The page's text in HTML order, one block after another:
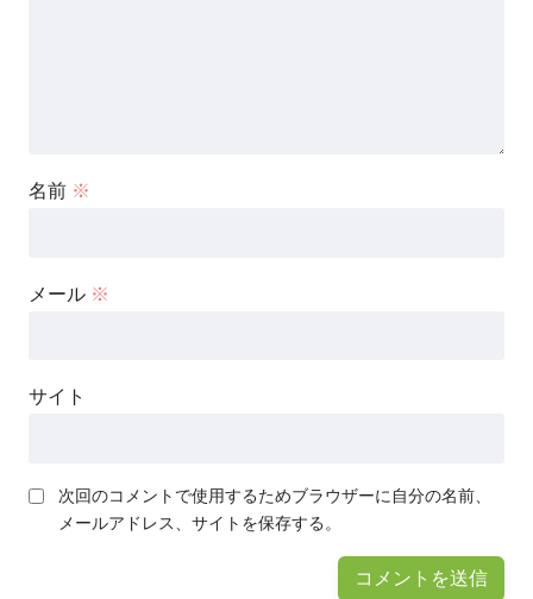
名前 ※
メール ※
サイト
次回のコメントで使用するためブラウザーに自分の名前、
メールアドレス、サイトを保存する。